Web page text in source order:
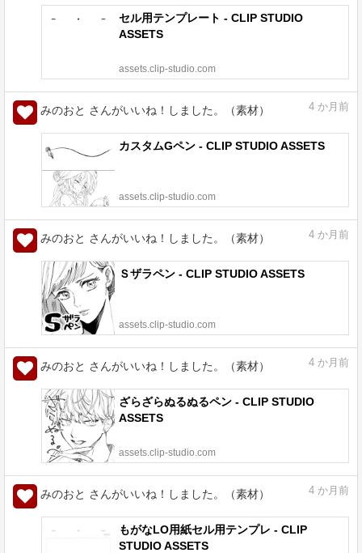
セル用テンプレート - CLIP STUDIO
ASSETS
assets.clip-studio.com
みのおと さんがいいね！しました。（素材） 4 か月前
カスタムGペン - CLIP STUDIO ASSETS
assets.clip-studio.com
みのおと さんがいいね！しました。（素材） 4 か月前
Ｓザラペン - CLIP STUDIO ASSETS
assets.clip-studio.com
みのおと さんがいいね！しました。（素材） 4 か月前
ざらざらぬるぬるペン - CLIP STUDIO
ASSETS
assets.clip-studio.com
みのおと さんがいいね！しました。（素材） 4 か月前
もがなLO用紙セル用テンプレ - CLIP
STUDIO ASSETS